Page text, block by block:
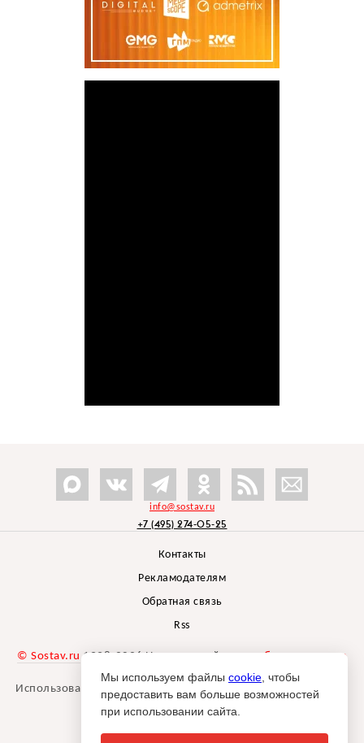
info@sostav.ru
+7 (495) 274-05-25
Контакты
Рекламодателям
Обратная связь
Rss
© Sostav.ru 1998-2026 Независимый проектбрендингового
агентства Depot
Использование материалов Sostav.ru допустимо только при
указании источника.
Мы используем файлы cookie , чтобы
предоставить вам больше возможностей
при использовании сайта.